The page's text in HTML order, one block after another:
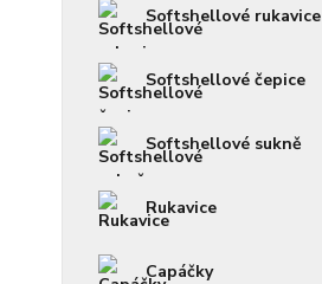
Softshellové rukavice
Softshellové čepice
Softshellové sukně
Rukavice
Capáčky